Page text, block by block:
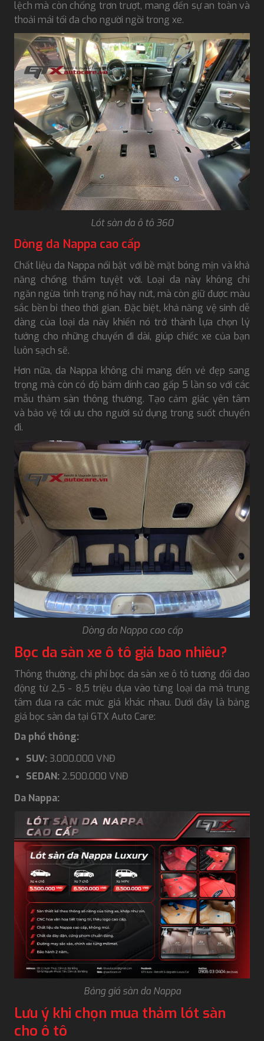
lệch mà còn chống trơn trượt, mang đến sự an toàn và
thoải mái tối đa cho người ngồi trong xe.
Lót sàn da ô tô 360
Dòng da Nappa cao cấp
Chất liệu da Nappa nổi bật với bề mặt bóng mịn và khả
năng chống thấm tuyệt vời. Loại da này không chỉ
ngăn ngừa tình trạng nổ hay nứt, mà còn giữ được màu
sắc bền bỉ theo thời gian. Đặc biệt, khả năng vệ sinh dễ
dàng của loại da này khiến nó trở thành lựa chọn lý
tưởng cho những chuyến đi dài, giúp chiếc xe của bạn
luôn sạch sẽ.
Hơn nữa, da Nappa không chỉ mang đến vẻ đẹp sang
trọng mà còn có độ bám dính cao gấp 5 lần so với các
mẫu thảm sàn thông thường. Tạo cảm giác yên tâm
và bảo vệ tối ưu cho người sử dụng trong suốt chuyến
đi.
Dòng da Nappa cao cấp
Bọc da sàn xe ô tô giá bao nhiêu?
Thông thường, chi phí bọc da sàn xe ô tô tương đối dao
động từ 2,5 - 8,5 triệu dựa vào từng loại da mà trung
tâm đưa ra các mức giá khác nhau. Dưới đây là bảng
giá bọc sàn da tại GTX Auto Care:
Da phổ thông:
SUV: 3.000.000 VNĐ
SEDAN: 2.500.000 VNĐ
Da Nappa:
Bảng giá sàn da Nappa
Lưu ý khi chọn mua thảm lót sàn
cho ô tô